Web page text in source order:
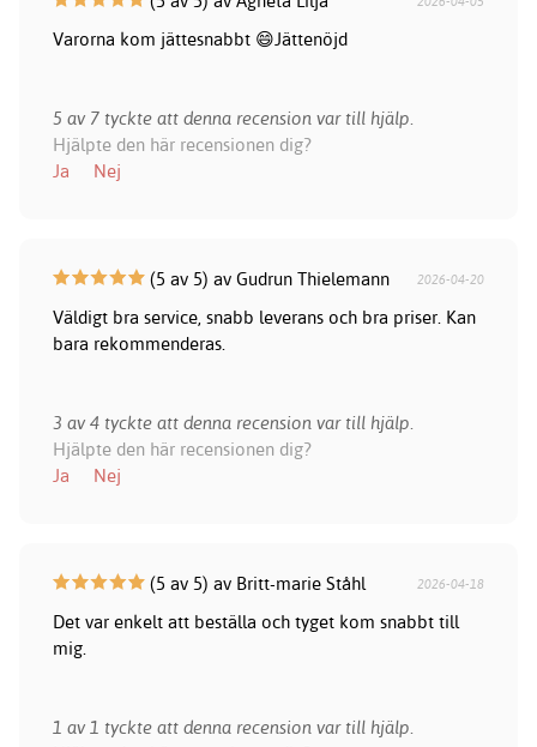
Varorna kom jättesnabbt 😄Jättenöjd
5 av 7 tyckte att denna recension var till hjälp.
Hjälpte den här recensionen dig?
Ja
Nej
(5 av 5) av Gudrun Thielemann 2026-04-20
Väldigt bra service, snabb leverans och bra priser. Kan
bara rekommenderas.
3 av 4 tyckte att denna recension var till hjälp.
Hjälpte den här recensionen dig?
Ja
Nej
(5 av 5) av Britt-marie Ståhl 2026-04-18
Det var enkelt att beställa och tyget kom snabbt till
mig.
1 av 1 tyckte att denna recension var till hjälp.